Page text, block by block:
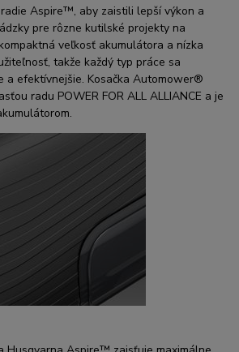
Aspire™, aby zaistili lepší výkon a
pre rôzne kutilské projekty na
veľkosť akumulátora a nízka
takže každý typ práce sa
a efektívnejšie. Kosačka Automower®
radu POWER FOR ALL ALLIANCE a je